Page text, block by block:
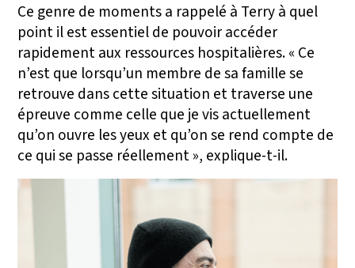
Ce genre de moments a rappelé à Terry à quel
point il est essentiel de pouvoir accéder
rapidement aux ressources hospitalières. « Ce
n’est que lorsqu’un membre de sa famille se
retrouve dans cette situation et traverse une
épreuve comme celle que je vis actuellement
qu’on ouvre les yeux et qu’on se rend compte de
ce qui se passe réellement », explique-t-il.